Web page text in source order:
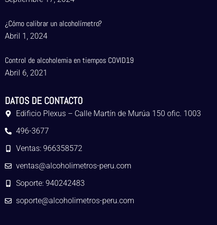
¿Cómo calibrar un alcoholímetro?
Abril 1, 2024
Control de alcoholemia en tiempos COVID19
Abril 6, 2021
DATOS DE CONTACTO
Edificio Plexus – Calle Martín de Murúa 150 ofic. 1003
496-3677
Ventas: 966358572
ventas@alcoholimetros-peru.com
Soporte: 940242483
soporte@alcoholimetros-peru.com